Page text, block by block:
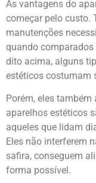
As vantagens do
começar pelo custo.
manutenções
quando
dito acima, alguns
estéticos costumam
Porém, eles
aparelhos estéticos
aqueles que lidam
Eles não interferem
safira, conseguem
forma possível.